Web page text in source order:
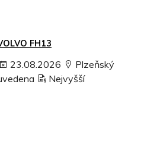
FH13
23.08.2026
Plzeňský
Nejvyšší